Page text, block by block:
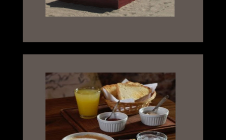
Lista de Servicios:
Desayuno Continental
Lavandería opcional -
Internet Wi-fi. -
Seguridad las 24 horas.